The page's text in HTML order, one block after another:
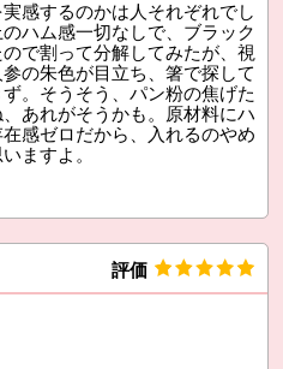
感するのかは人それぞれでし
ハム感一切なしで、ブラック
で割って分解してみたが、視
の朱色が目立ち、箸で探して
。そうそう、パン粉の焦げた
あれがそうかも。原材料にハ
感ゼロだから、入れるのやめ
ますよ。
評価